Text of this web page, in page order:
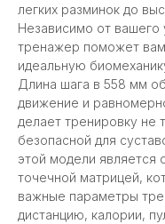
легких разминок до
Независимо от вашего
тренажер поможет вам
идеальную
Длина шага в 558 мм
движение и
делает тренировку не
безопасной для
этой модели является
точечной матрицей,
важные параметры
дистанцию, калории,